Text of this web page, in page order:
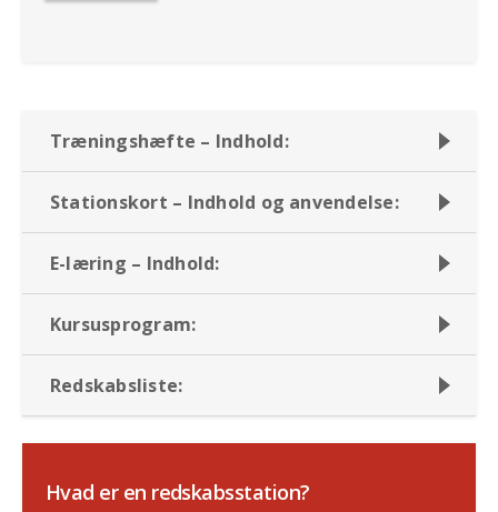
Træningshæfte – Indhold:
Stationskort – Indhold og anvendelse:
E-læring – Indhold:
Kursusprogram:
Redskabsliste:
Hvad er en redskabsstation?